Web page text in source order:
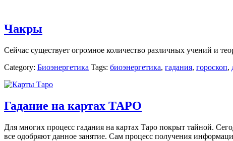
Чакры
Сейчас существует огромное количество различных учений и
Category: Биоэнергетика Tags: биоэнергетика, гадания, гороскоп,
Гадание на картах ТАРО
Для многих процесс гадания на картах Таро покрыт тайной.
все одобряют данное занятие. Сам процесс получения